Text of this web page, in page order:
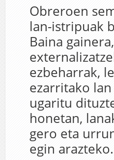
Obreroen
lan-istripuak
Baina
ezbeharrak,
ezarritako
ugaritu
honetan,
gero eta
egin arazteko.